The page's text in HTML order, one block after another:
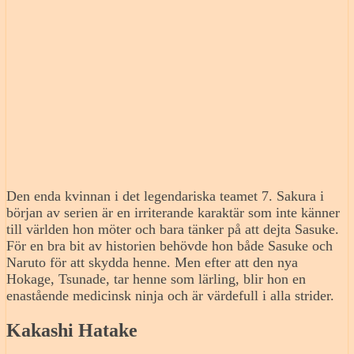
Den enda kvinnan i det legendariska teamet 7. Sakura i
början av serien är en irriterande karaktär som inte känner
till världen hon möter och bara tänker på att dejta Sasuke.
För en bra bit av historien behövde hon både Sasuke och
Naruto för att skydda henne. Men efter att den nya
Hokage, Tsunade, tar henne som lärling, blir hon en
enastående medicinsk ninja och är värdefull i alla strider.
Kakashi Hatake